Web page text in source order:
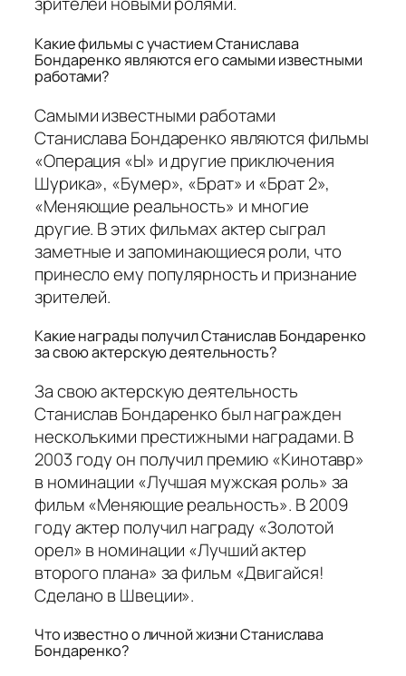
Какие фильмы с участием Станислава
Бондаренко являются его самыми известными
работами?
Самыми известными работами
Станислава Бондаренко являются фильмы
«Операция «Ы» и другие приключения
Шурика», «Бумер», «Брат» и «Брат 2»,
«Меняющие реальность» и многие
другие. В этих фильмах актер сыграл
заметные и запоминающиеся роли, что
принесло ему популярность и признание
зрителей.
Какие награды получил Станислав Бондаренко
за свою актерскую деятельность?
За свою актерскую деятельность
Станислав Бондаренко был награжден
несколькими престижными наградами. В
2003 году он получил премию «Кинотавр»
в номинации «Лучшая мужская роль» за
фильм «Меняющие реальность». В 2009
году актер получил награду «Золотой
орел» в номинации «Лучший актер
второго плана» за фильм «Двигайся!
Сделано в Швеции».
Что известно о личной жизни Станислава
Бондаренко?